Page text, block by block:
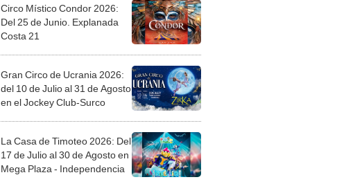
Circo Místico Condor 2026:
Del 25 de Junio. Explanada
Costa 21
Gran Circo de Ucrania 2026:
del 10 de Julio al 31 de Agosto
en el Jockey Club-Surco
La Casa de Timoteo 2026: Del
17 de Julio al 30 de Agosto en
Mega Plaza - Independencia